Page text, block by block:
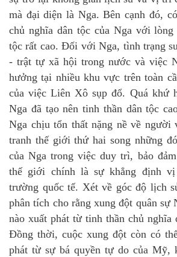
mà đại diện là Nga. Bên cạnh đó,
chủ nghĩa dân tộc của Nga với
tộc rất cao. Đối với Nga, tình trạng
- trật tự xã hội trong nước và việc
hưởng tại nhiều khu vực trên toàn
của việc Liên Xô sụp đổ. Quá khứ
Nga đã tạo nên tinh thần dân tộc
Nga chịu tổn thất nặng nề về người
tranh thế giới thứ hai song những
của Nga trong việc duy trì, bảo
thế giới chính là sự khẳng định
trường quốc tế. Xét về góc độ lịch
phân tích cho rằng xung đột quân sự
nào xuất phát từ tinh thần chủ nghĩa
Đồng thời, cuộc xung đột còn có
phát từ sự bá quyền tự do của Mỹ,